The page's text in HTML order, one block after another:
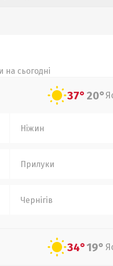
на сьогодні
37°20°
Ніжин
Прилуки
Чернігів
34°19°